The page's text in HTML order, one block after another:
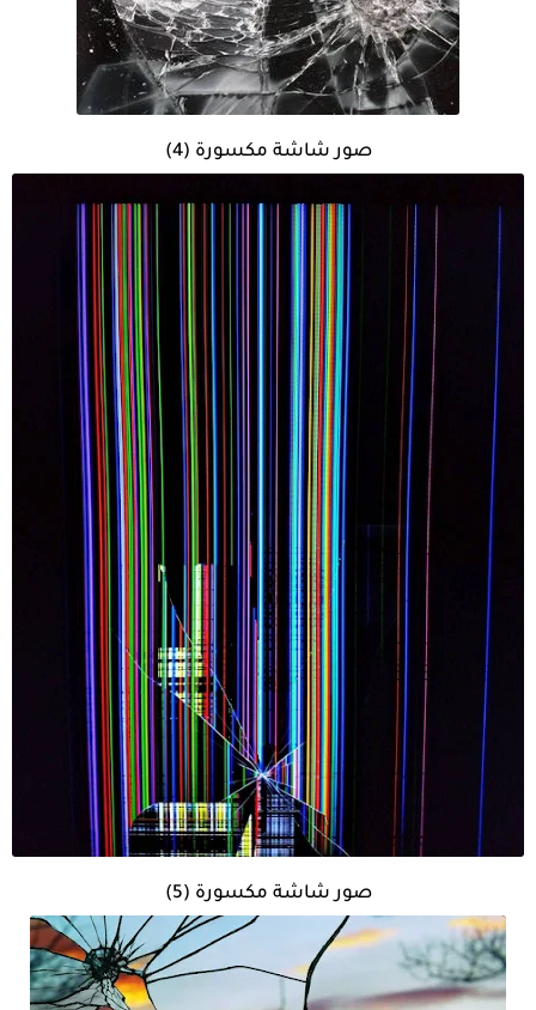
صور شاشة مكسورة (4)
صور شاشة مكسورة (5)